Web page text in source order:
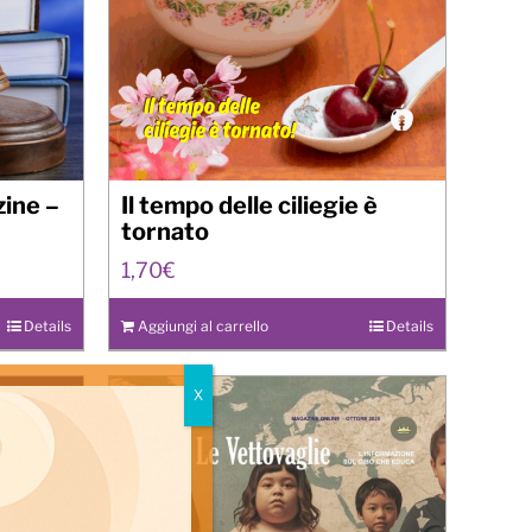
–
Details
Il tempo delle ciliegie è
tornato
1,70€
Aggiungi al carrello Details